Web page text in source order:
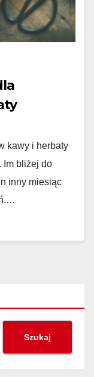
kawy i herbaty
Im bliżej do
inny miesiąc
Szukaj